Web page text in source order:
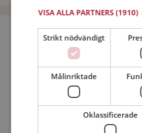
Bli medlem utan
Min ålder:
VISA ALLA PARTNERS(1910)
Strikt nödvändigt
Målinriktade
Oklassificerade